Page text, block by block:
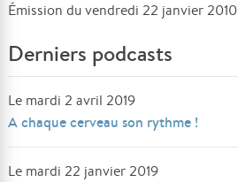
Émission du vendredi 22 janvier 2010
Derniers podcasts
Le mardi 2 avril 2019
A chaque cerveau son rythme !
Le mardi 22 janvier 2019